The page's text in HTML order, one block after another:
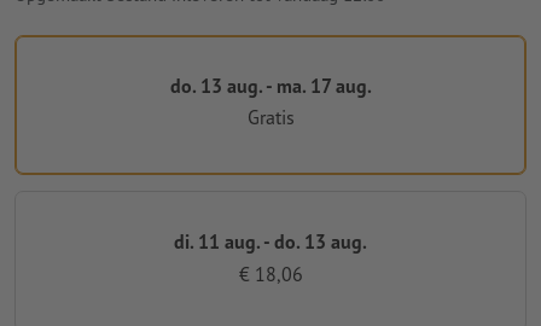
do. 13 aug. - ma. 17 aug.
Gratis
di. 11 aug. - do. 13 aug.
€ 18,06